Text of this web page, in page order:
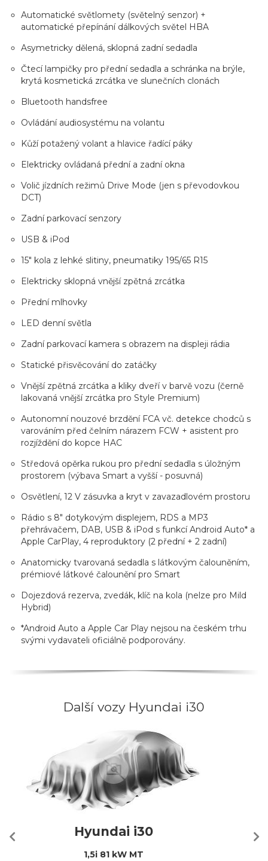
Automatické světlomety (světelný senzor) +
automatické přepínání dálkových světel HBA
Asymetricky dělená, sklopná zadní sedadla
Čtecí lampičky pro přední sedadla a schránka na brýle,
krytá kosmetická zrcátka ve slunečních clonách
Bluetooth handsfree
Ovládání audiosystému na volantu
Kůží potažený volant a hlavice řadící páky
Elektricky ovládaná přední a zadní okna
Volič jízdních režimů Drive Mode (jen s převodovkou
DCT)
Zadní parkovací senzory
USB & iPod
15" kola z lehké slitiny, pneumatiky 195/65 R15
Elektricky sklopná vnější zpětná zrcátka
Přední mlhovky
LED denní světla
Zadní parkovací kamera s obrazem na displeji rádia
Statické přisvěcování do zatáčky
Vnější zpětná zrcátka a kliky dveří v barvě vozu (černě
lakovaná vnější zrcátka pro Style Premium)
Autonomní nouzové brzdění FCA vč. detekce chodců s
varováním před čelním nárazem FCW + asistent pro
rozjíždění do kopce HAC
Středová opěrka rukou pro přední sedadla s úložným
prostorem (výbava Smart a vyšší - posuvná)
Osvětlení, 12 V zásuvka a kryt v zavazadlovém prostoru
Rádio s 8" dotykovým displejem, RDS a MP3
přehrávačem, DAB, USB & iPod s funkcí Android Auto* a
Apple CarPlay, 4 reproduktory (2 přední + 2 zadní)
Anatomicky tvarovaná sedadla s látkovým čalouněním,
prémiové látkové čalounění pro Smart
Dojezdová rezerva, zvedák, klíč na kola (nelze pro Mild
Hybrid)
*Android Auto a Apple Car Play nejsou na českém trhu
svými vydavateli oficiálně podporovány.
Další vozy Hyundai i30
Hyundai i30
1,5i 81 kW MT